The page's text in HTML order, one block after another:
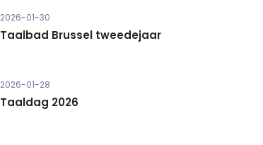
2026-01-30
Taalbad Brussel tweedejaar
2026-01-28
Taaldag 2026